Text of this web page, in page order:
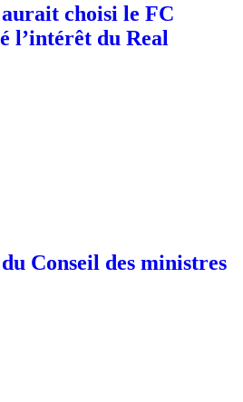
choisi le FC
l’intérêt du Real
Conseil des ministres